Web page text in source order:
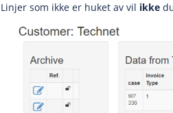
Linjer som ikke er huket av vil ikke